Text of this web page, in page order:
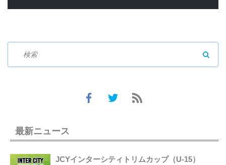
最新ニュース
JCYインターシティトリムカップ（U-15）